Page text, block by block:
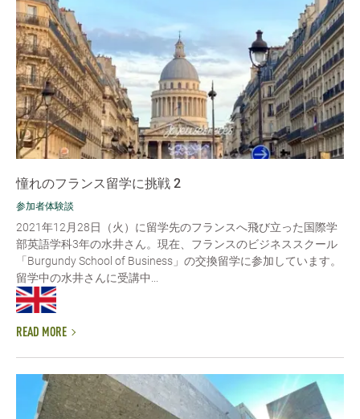
憧れのフランス留学に挑戦 2
参加者体験談
2021年12月28日（火）に留学先のフランスへ飛び立った国際学
部英語学科3年の水井さん。現在、フランスのビジネススクール
「Burgundy School of Business」の交換留学に参加しています。
留学中の水井さんに受講中...
READ MORE